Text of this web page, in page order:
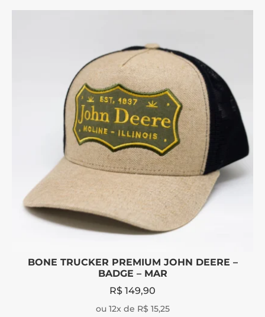
BONE TRUCKER PREMIUM JOHN DEERE –
BADGE – MAR
R$ 149,90
ou 12x de R$ 15,25